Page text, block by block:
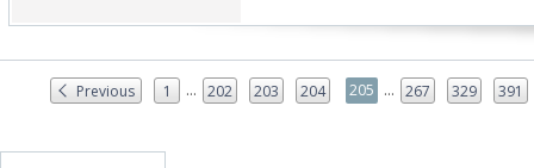
Previous 1 ... 202 203 204 205 ... 267 329 391